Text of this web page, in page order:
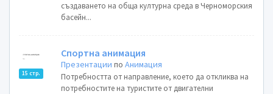
създаването на обща културна среда в Черноморския
басейн...
15 стр.
Спортна анимация
Презентации поАнимация
Потребността от направление, което да откликва на
потребностите на туристите от двигателни